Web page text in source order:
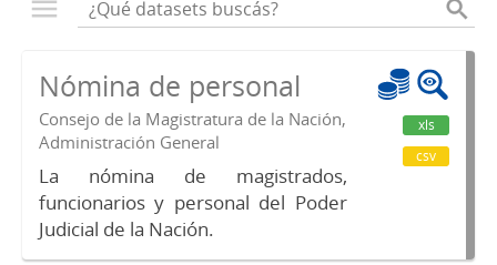
Nómina de personal
Consejo de la Magistratura de la Nación,
Administración General
La nómina de magistrados,
funcionarios y personal del Poder
Judicial de la Nación.
xls
csv